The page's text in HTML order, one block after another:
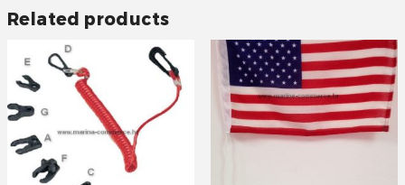
Related products